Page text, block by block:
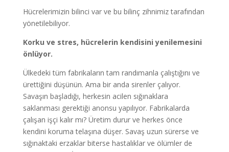
Hücrelerimizin bilinci var ve bu bilinç zihnimiz tarafından
yönetilebiliyor.
Korku ve stres, hücrelerin kendisini yenilemesini
önlüyor.
Ülkedeki tüm fabrikaların tam randımanla çalıştığını ve
ürettiğini düşünün. Ama bir anda sirenler çalıyor.
Savaşın başladığı, herkesin acilen sığınaklara
saklanması gerektiği anonsu yapılıyor. Fabrikalarda
çalışan işçi kalır mı? Üretim durur ve herkes önce
kendini koruma telaşına düşer. Savaş uzun sürerse ve
sığınaktaki erzaklar biterse hastalıklar ve ölümler de